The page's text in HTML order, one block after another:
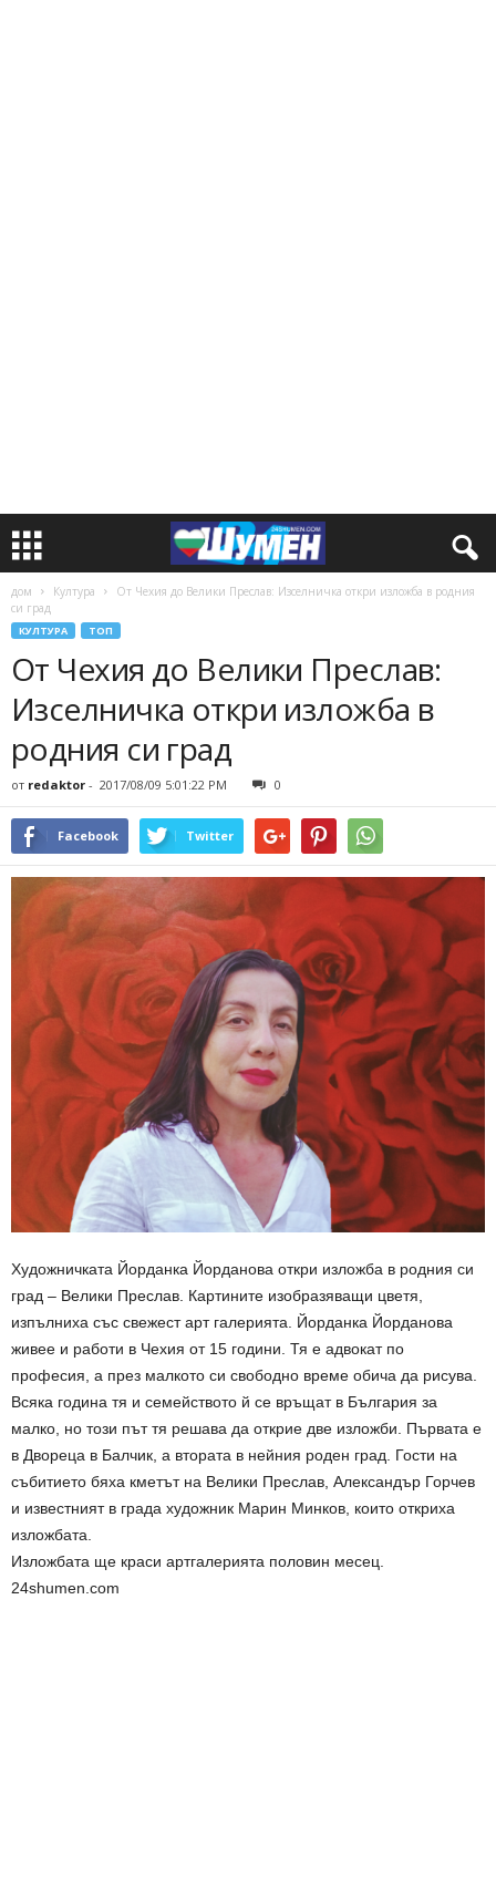
дом Култура
От Чехия до Велики Преслав: Изселничка откри изложба в родния
си град
КУЛТУРА ТОП
От Чехия до Велики Преслав:
Изселничка откри изложба в
родния си град
от redaktor - 2017/08/09 5:01:22 PM 0
Facebook Twitter
Художничката Йорданка Йорданова откри изложба в родния си
град – Велики Преслав. Картините изобразяващи цветя,
изпълниха със свежест арт галерията. Йорданка Йорданова
живее и работи в Чехия от 15 години. Тя е адвокат по
професия, а през малкото си свободно време обича да рисува.
Всяка година тя и семейството й се връщат в България за
малко, но този път тя решава да открие две изложби. Първата е
в Двореца в Балчик, а втората в нейния роден град. Гости на
събитието бяха кметът на Велики Преслав, Александър Горчев
и известният в града художник Марин Минков, които откриха
изложбата.
Изложбата ще краси артгалерията половин месец.
24shumen.com